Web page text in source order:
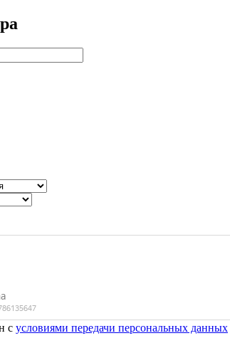
с условиями передачи персональных данных